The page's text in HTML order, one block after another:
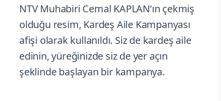
NTV Muhabiri Cemal KAPLAN’ın çekmiş
olduğu resim, Kardeş Aile Kampanyası
afişi olarak kullanıldı. Siz de kardeş aile
edinin, yüreğinizde siz de yer açın
şeklinde başlayan bir kampanya.